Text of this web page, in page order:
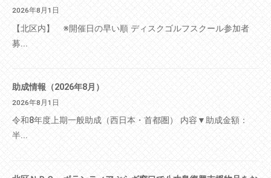
2026年8月1日
【北区内】 ※開催日の早い順 ディスクゴルフスクール参加者
募...
助成情報（2026年8月）
2026年8月1日
令和8年度上期一般助成（西日本・首都圏） 内容▼助成金額：
半...